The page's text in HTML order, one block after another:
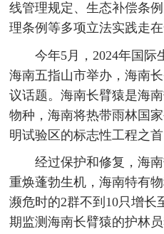
线管理规定、生态补偿条
理条例等多项立法实践走在
今年5月，2024年国际
海南五指山市举办，海南
议话题。海南长臂猿是海
物种，海南将热带雨林国
明试验区的标志性工程之首
经过保护和修复，海
重焕蓬勃生机，海南特有
濒危时的2群不到10只增长
期监测海南长臂猿的护林